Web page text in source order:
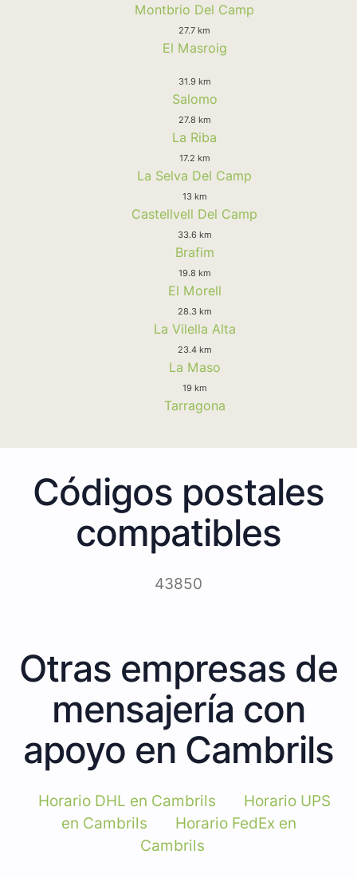
Montbrio Del Camp
27.7 km
El Masroig
31.9 km
Salomo
27.8 km
La Riba
17.2 km
La Selva Del Camp
13 km
Castellvell Del Camp
33.6 km
Brafim
19.8 km
El Morell
28.3 km
La Vilella Alta
23.4 km
La Maso
19 km
Tarragona
Códigos postales
compatibles
43850
Otras empresas de
mensajería con
apoyo en Cambrils
Horario DHL en Cambrils
Horario UPS
en Cambrils
Horario FedEx en
Cambrils